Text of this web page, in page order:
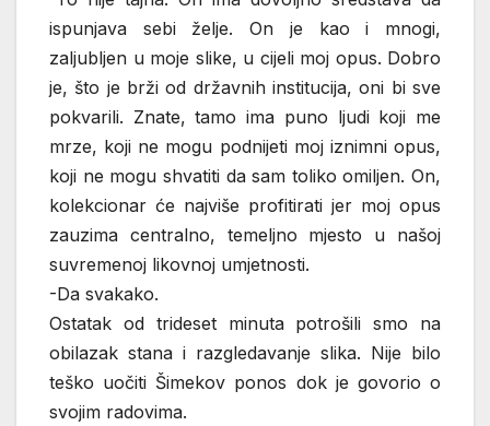
ispunjava sebi želje. On je kao i mnogi,
zaljubljen u moje slike, u cijeli moj opus. Dobro
je, što je brži od državnih institucija, oni bi sve
pokvarili. Znate, tamo ima puno ljudi koji me
mrze, koji ne mogu podnijeti moj iznimni opus,
koji ne mogu shvatiti da sam toliko omiljen. On,
kolekcionar će najviše profitirati jer moj opus
zauzima centralno, temeljno mjesto u našoj
suvremenoj likovnoj umjetnosti.
-Da svakako.
Ostatak od trideset minuta potrošili smo na
obilazak stana i razgledavanje slika. Nije bilo
teško uočiti Šimekov ponos dok je govorio o
svojim radovima.